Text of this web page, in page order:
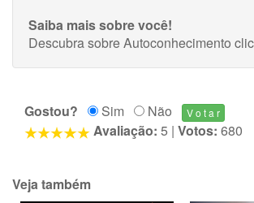
Saiba mais sobre você!
Descubra sobre Autoconhecimento
Gostou? Sim
Não
Avaliação: 5 | Votos: 680
Veja também